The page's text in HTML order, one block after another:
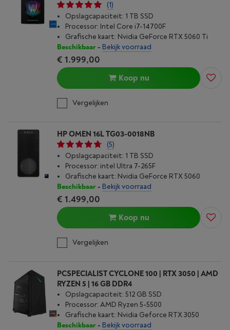
(1)
Opslagcapaciteit: 1 TB SSD
Processor: Intel Core i7-14700F
Grafische kaart: Nvidia GeForce RTX 5060 Ti
Beschikbaar- Bekijk voorraad
€ 1.999,00
Koop nu
Vergelijken
HP OMEN 16L TG03-0018NB
(5)
Opslagcapaciteit: 1 TB SSD
Processor: intel Ultra 7-265F
Grafische kaart: Nvidia GeForce RTX 5060
Beschikbaar- Bekijk voorraad
€ 1.499,00
Koop nu
Vergelijken
PCSPECIALIST CYCLONE 100 | RTX 3050 | AMD
RYZEN 5 | 16 GB DDR4
Opslagcapaciteit: 512 GB SSD
Processor: AMD Ryzen 5-5500
Grafische kaart: Nvidia Geforce RTX 3050
Beschikbaar- Bekijk voorraad